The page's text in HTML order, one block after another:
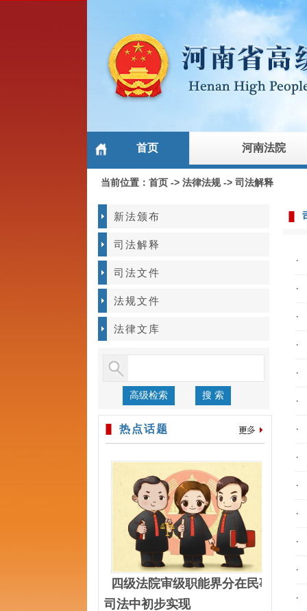
首页 河南法院
当前位置： 首页-> 法律法规-> 司法解释
新法颁布
司法解释
司法文件
法规文件
法律文库
高级检索 搜 索
热点话题
四级法院审级职能界分在民事
司法中初步实现
·
·
·
·
·
·
·
·
·
·
·
·
·